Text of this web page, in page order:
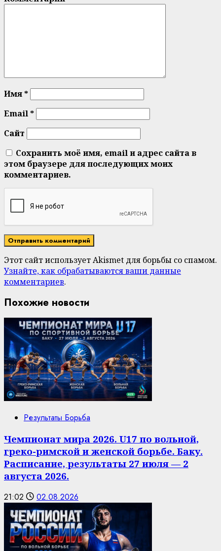
Имя*
Email*
Сайт
Сохранить моё имя, email и адрес сайта в
этом браузере для последующих моих
комментариев.
Этот сайт использует Akismet для борьбы со спамом.
Узнайте, как обрабатываются ваши данные
комментариев.
Похожие новости
Результаты Борьба
Чемпионат мира 2026. U17 по вольной,
греко-римской и женской борьбе. Баку.
Расписание, результаты 27 июля — 2
августа 2026.
21:02 02.08.2026